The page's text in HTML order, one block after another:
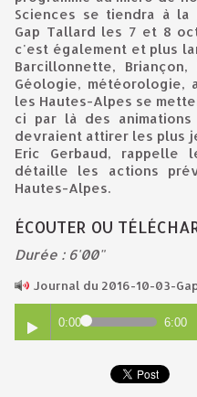
Sciences se tiendra à la
Gap Tallard les 7 et 8
c'est également et plus
Barcillonnette,
Géologie, météorologie,
les Hautes-Alpes se
ci par là des
devraient attirer les plus
Eric Gerbaud, rappelle
détaille les actions
Hautes-Alpes.
ÉCOUTER OU
Durée : 6'00"
Journal du 2016-10-03-
0:00 6:00